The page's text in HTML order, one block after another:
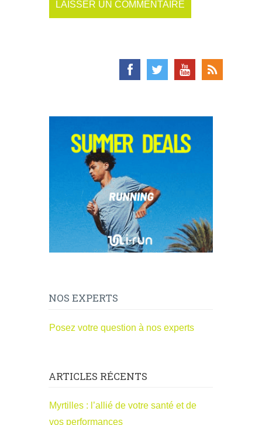
NOS EXPERTS
Posez votre question à nos experts
ARTICLES RÉCENTS
Myrtilles : l’allié de votre santé et de
vos performances